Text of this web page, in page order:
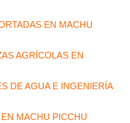
EN MACHU
AGRÍCOLAS EN
DE AGUA E INGENIERÍA
MACHU PICCHU